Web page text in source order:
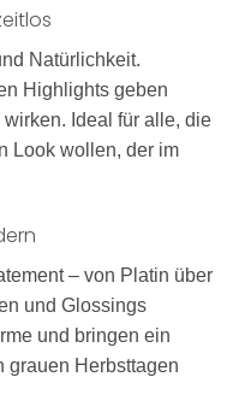
Natürlichkeit.
Highlights geben
Ideal für alle, die
Look wollen, der im
– von Platin über
und Glossings
und bringen ein
grauen Herbsttagen